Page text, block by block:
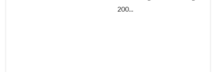
200...